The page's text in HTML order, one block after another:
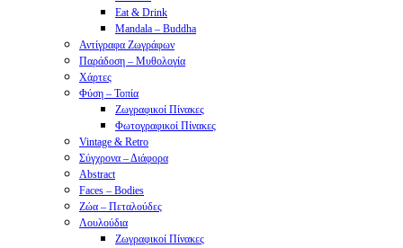
Eat & Drink
Mandala – Buddha
Αντίγραφα Ζωγράφων
Παράδοση – Μυθολογία
Χάρτες
Φύση – Τοπία
Ζωγραφικοί Πίνακες
Φωτογραφικοί Πίνακες
Vintage & Retro
Σύγχρονα – Διάφορα
Abstract
Faces – Bodies
Ζώα – Πεταλούδες
Λουλούδια
Ζωγραφικοί Πίνακες